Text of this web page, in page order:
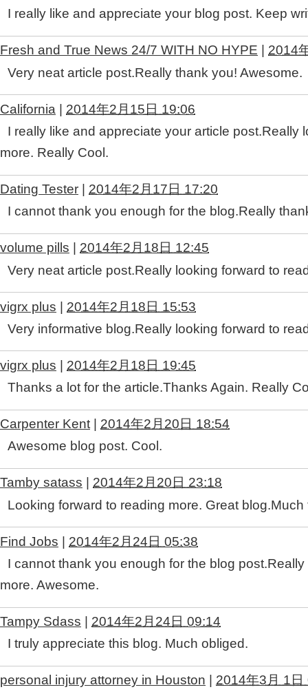
I really like and appreciate your blog post. Keep
Fresh and True News 24/7 WITH NO HYPE
2014
Very neat article post.Really thank you! Awesome.
California | 2014年2月15日 19:06
I really like and appreciate your article post.Really
more. Really Cool.
Dating Tester
2014年2月17日 17:20
I cannot thank you enough for the blog.Really
volume pills
2014年2月18日 12:45
Very neat article post.Really looking forward to
vigrx plus | 2014年2月18日 15:53
Very informative blog.Really looking forward to
vigrx plus
2014年2月18日 19:45
Thanks a lot for the article.Thanks Again. Really
Carpenter Kent
2014年2月20日 18:54
Awesome blog post. Cool.
Tamby satass
2014年2月20日 23:18
Looking forward to reading more. Great
Find Jobs | 2014年2月24日 05:38
I cannot thank you enough for the blog
more. Awesome.
Tampy Sdass
2014年2月24日 09:14
I truly appreciate this blog. Much obliged.
personal injury attorney in Houston
2014年3月 1日